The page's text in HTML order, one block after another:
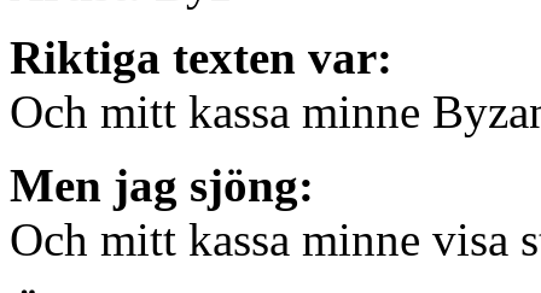
Riktiga texten var:
Och mitt kassa minne
Men jag sjöng:
Och mitt kassa minne visa